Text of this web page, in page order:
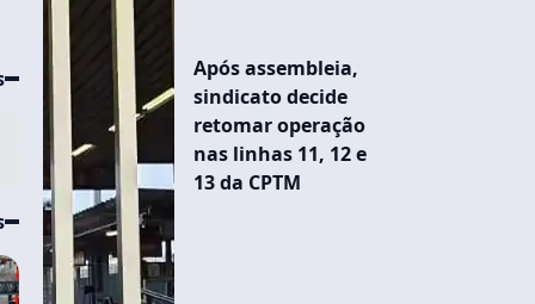
Após assembleia,
sindicato decide
retomar operação
nas linhas 11, 12 e
13 da CPTM